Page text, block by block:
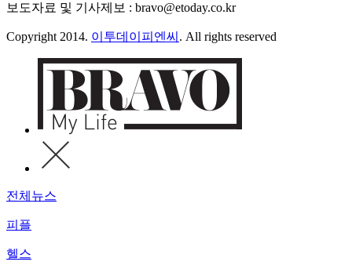
보도자료 및 기사제보 : bravo@etoday.co.kr
Copyright 2014. 이투데이피엔씨 . All rights reserved
전체뉴스
피플
헬스